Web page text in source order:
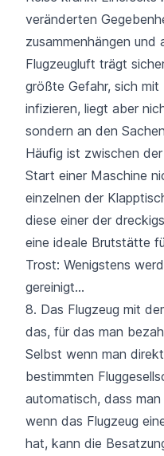
veränderten
zusammenhängen
Flugzeugluft trägt
größte Gefahr, sich mit
infizieren, liegt aber
sondern an den
Häufig ist zwischen
Start einer Maschine
einzelnen der
diese einer der
eine ideale Brutstätte
Trost: Wenigstens
gereinigt…
8. Das Flugzeug mit
das, für das man
Selbst wenn man
bestimmten
automatisch, dass
wenn das Flugzeug
hat, kann die